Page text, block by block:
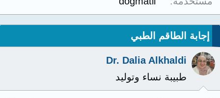
إجابة الطاقم الطبي
Dr. Dalia Alkhaldi
طبيبة نساء وتوليد